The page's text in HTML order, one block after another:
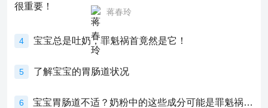
蒋春玲
4 宝宝总是吐奶，罪魁祸首竟然是它！
5 了解宝宝的胃肠道状况
6 宝宝胃肠道不适？奶粉中的这些成分可能是罪魁祸首！